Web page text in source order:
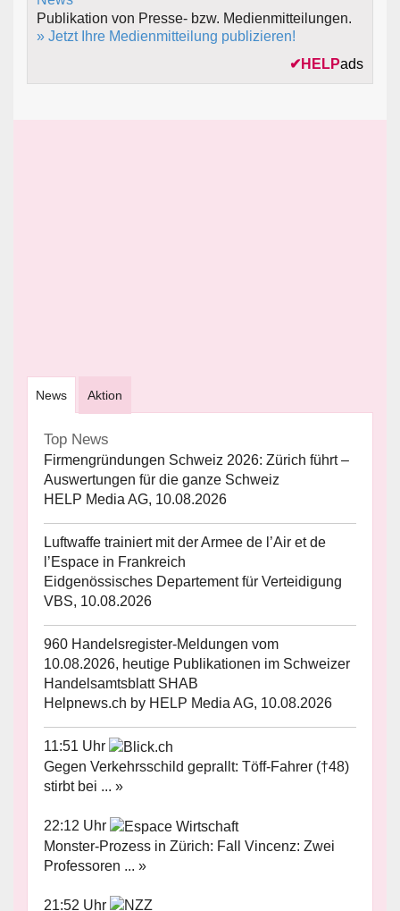
Publikation von Presse- bzw. Medienmitteilungen.
» Jetzt Ihre Medienmitteilung publizieren!
✔ HELPads
News Aktion
Top News
Firmengründungen Schweiz 2026: Zürich führt –
Auswertungen für die ganze Schweiz
HELP Media AG, 10.08.2026
Luftwaffe trainiert mit der Armee de l’Air et de
l’Espace in Frankreich
Eidgenössisches Departement für Verteidigung
VBS, 10.08.2026
960 Handelsregister-Meldungen vom
10.08.2026, heutige Publikationen im Schweizer
Handelsamtsblatt SHAB
Helpnews.ch by HELP Media AG, 10.08.2026
11:51 Uhr
Gegen Verkehrsschild geprallt: Töff-Fahrer (†48)
stirbt bei ... »
22:12 Uhr
Monster-Prozess in Zürich: Fall Vincenz: Zwei
Professoren ... »
21:52 Uhr